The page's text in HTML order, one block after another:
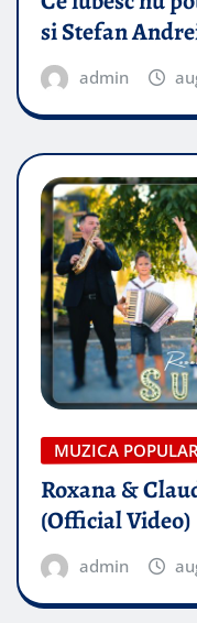
si Stefan
admin
MUZICA
Roxana &
(Official Video)
admin